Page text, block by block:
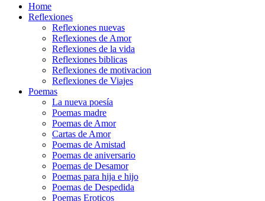
Home
Reflexiones
Reflexiones nuevas
Reflexiones de Amor
Reflexiones de la vida
Reflexiones biblicas
Reflexiones de motivacion
Reflexiones de Viajes
Poemas
La nueva poesía
Poemas madre
Poemas de Amor
Cartas de Amor
Poemas de Amistad
Poemas de aniversario
Poemas de Desamor
Poemas para hija e hijo
Poemas de Despedida
Poemas Eroticos